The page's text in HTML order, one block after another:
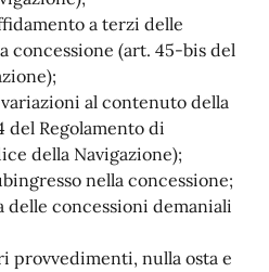
a terzi delle
concessione (art. 45-bis del
al contenuto della
del Regolamento di
della Navigazione);
nella concessione;
delle concessioni demaniali
provvedimenti, nulla osta e